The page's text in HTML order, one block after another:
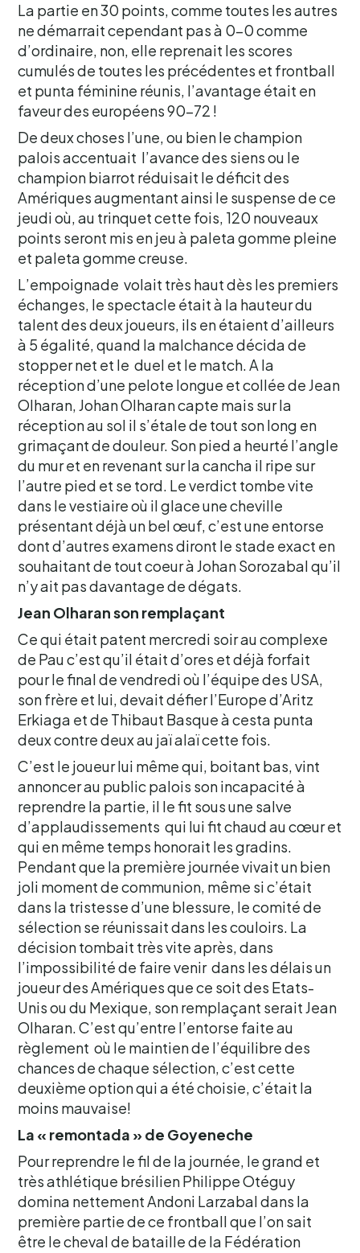
La partie en 30 points, comme toutes les autres
ne démarrait cependant pas à 0-0 comme
d’ordinaire, non, elle reprenait les scores
cumulés de toutes les précédentes et frontball
et punta féminine réunis, l’avantage était en
faveur des européens 90-72 !
De deux choses l’une, ou bien le champion
palois accentuait l’avance des siens ou le
champion biarrot réduisait le déficit des
Amériques augmentant ainsi le suspense de ce
jeudi où, au trinquet cette fois, 120 nouveaux
points seront mis en jeu à paleta gomme pleine
et paleta gomme creuse.
L’empoignade volait très haut dès les premiers
échanges, le spectacle était à la hauteur du
talent des deux joueurs, ils en étaient d’ailleurs
à 5 égalité, quand la malchance décida de
stopper net et le duel et le match. A la
réception d’une pelote longue et collée de Jean
Olharan, Johan Olharan capte mais sur la
réception au sol il s’étale de tout son long en
grimaçant de douleur. Son pied a heurté l’angle
du mur et en revenant sur la cancha il ripe sur
l’autre pied et se tord. Le verdict tombe vite
dans le vestiaire où il glace une cheville
présentant déjà un bel œuf, c’est une entorse
dont d’autres examens diront le stade exact en
souhaitant de tout coeur à Johan Sorozabal qu’il
n’y ait pas davantage de dégats.
Jean Olharan son remplaçant
Ce qui était patent mercredi soir au complexe
de Pau c’est qu’il était d’ores et déjà forfait
pour le final de vendredi où l’équipe des USA,
son frère et lui, devait défier l’Europe d’Aritz
Erkiaga et de Thibaut Basque à cesta punta
deux contre deux au jaï alaï cette fois.
C’est le joueur lui même qui, boitant bas, vint
annoncer au public palois son incapacité à
reprendre la partie, il le fit sous une salve
d’applaudissements qui lui fit chaud au cœur et
qui en même temps honorait les gradins.
Pendant que la première journée vivait un bien
joli moment de communion, même si c’était
dans la tristesse d’une blessure, le comité de
sélection se réunissait dans les couloirs. La
décision tombait très vite après, dans
l’impossibilité de faire venir dans les délais un
joueur des Amériques que ce soit des Etats-
Unis ou du Mexique, son remplaçant serait Jean
Olharan. C’est qu’entre l’entorse faite au
règlement où le maintien de l’équilibre des
chances de chaque sélection, c’est cette
deuxième option qui a été choisie, c’était la
moins mauvaise!
La « remontada » de Goyeneche
Pour reprendre le fil de la journée, le grand et
très athlétique brésilien Philippe Otéguy
domina nettement Andoni Larzabal dans la
première partie de ce frontball que l’on sait
être le cheval de bataille de la Fédération